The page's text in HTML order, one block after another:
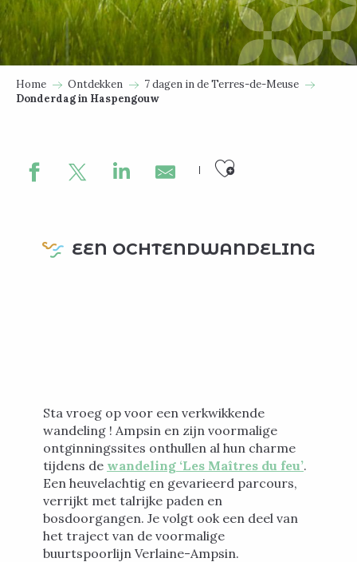
Home Ontdekken
7 dagen in de Terres-de-Meuse
Donderdag in Haspengouw
Ajouter
EEN OCHTENDWANDELING
Sta vroeg op voor een verkwikkende
wandeling ! Ampsin en zijn voormalige
ontginningssites onthullen al hun charme
tijdens de wandeling ‘Les Maîtres du feu’.
Een heuvelachtig en gevarieerd parcours,
verrijkt met talrijke paden en
bosdoorgangen. Je volgt ook een deel van
het traject van de voormalige
buurtspoorlijn Verlaine-Ampsin.